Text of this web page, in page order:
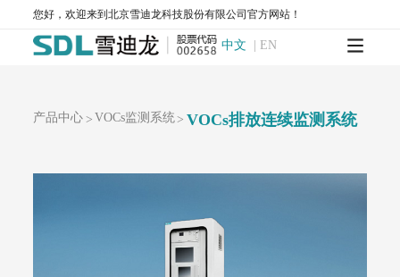
您好，欢迎来到北京雪迪龙科技股份有限公司官方网站！
中文 | EN
AQMS-900CL-环境空气臭氧（化学发光法）自动监测系统
MODEL 2430-高精度光散射法环境空气颗粒物监测仪
AQMS-900C-PM₁₀-颗粒物PM₁₀监测仪
AQMS-1100-微型环境空气质量监测系统
AQMS-900C-PM₂.₅-户外型颗粒物PM₂.₅自动监测系统
产品中心 > VOCs监测系统> VOCs排放连续监测系统